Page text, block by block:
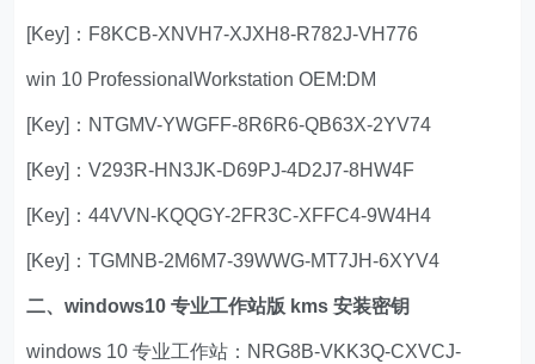
[Key]：F8KCB-XNVH7-XJXH8-R782J-VH776
win 10 ProfessionalWorkstation OEM:DM
[Key]：NTGMV-YWGFF-8R6R6-QB63X-2YV74
[Key]：V293R-HN3JK-D69PJ-4D2J7-8HW4F
[Key]：44VVN-KQQGY-2FR3C-XFFC4-9W4H4
[Key]：TGMNB-2M6M7-39WWG-MT7JH-6XYV4
二、windows10 专业工作站版 kms 安装密钥
windows 10 专业工作站：NRG8B-VKK3Q-CXVCJ-